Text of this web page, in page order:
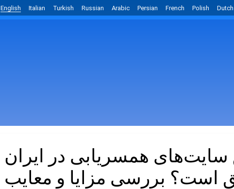
English Italian Turkish Russian Arabic Persian French Polish Dutch
سایت‌های همسریابی در ایران
است؟ بررسی مزایا و معایب